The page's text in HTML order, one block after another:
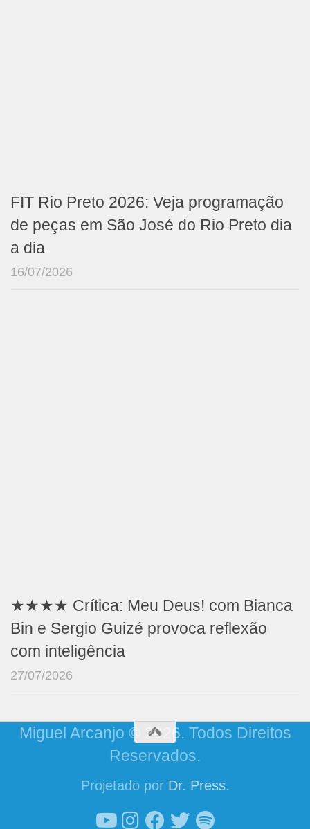
FIT Rio Preto 2026: Veja programação
de peças em São José do Rio Preto dia
a dia
16/07/2026
★★★★ Crítica: Meu Deus! com Bianca
Bin e Sergio Guizé provoca reflexão
com inteligência
27/07/2026
Miguel Arcanjo © 2026. Todos Direitos
Reservados.
Projetado por Dr. Press.